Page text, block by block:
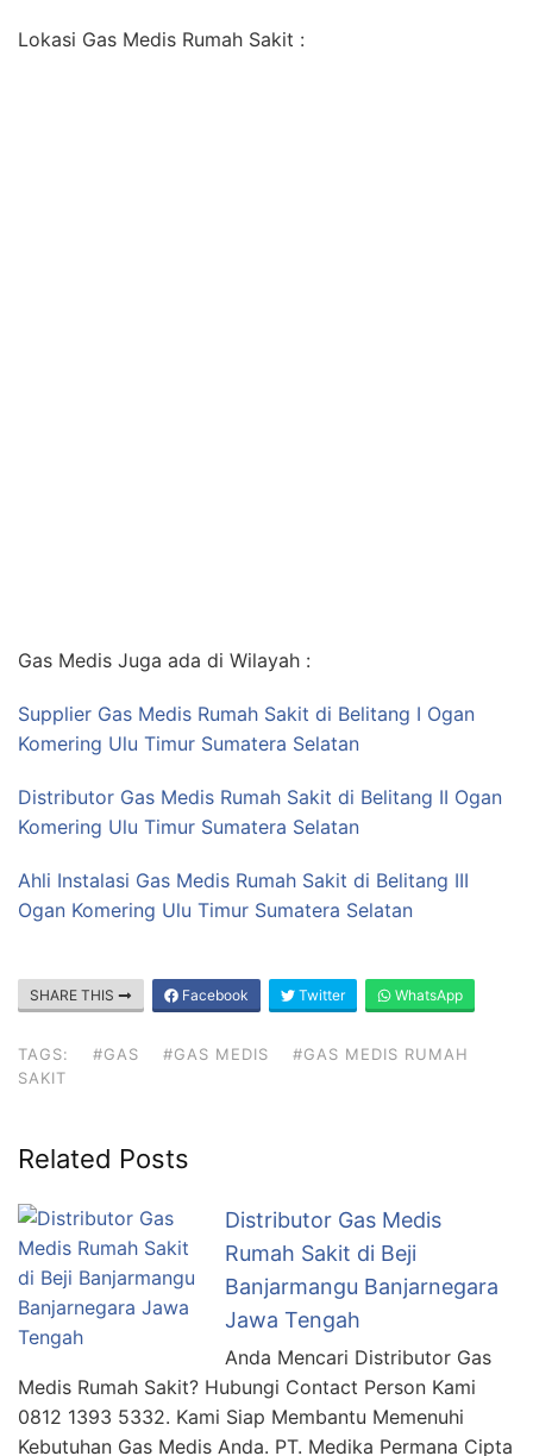
Lokasi Gas Medis Rumah Sakit :
Gas Medis Juga ada di Wilayah :
Supplier Gas Medis Rumah Sakit di Belitang I Ogan
Komering Ulu Timur Sumatera Selatan
Distributor Gas Medis Rumah Sakit di Belitang II Ogan
Komering Ulu Timur Sumatera Selatan
Ahli Instalasi Gas Medis Rumah Sakit di Belitang III
Ogan Komering Ulu Timur Sumatera Selatan
SHARE THIS Facebook Twitter WhatsApp
TAGS: #GAS #GAS MEDIS
#GAS MEDIS RUMAH
SAKIT
Related Posts
Distributor Gas Medis
Rumah Sakit di Beji
Banjarmangu Banjarnegara
Jawa Tengah
Anda Mencari Distributor Gas
Medis Rumah Sakit? Hubungi Contact Person Kami
0812 1393 5332. Kami Siap Membantu Memenuhi
Kebutuhan Gas Medis Anda. PT. Medika Permana Cipta